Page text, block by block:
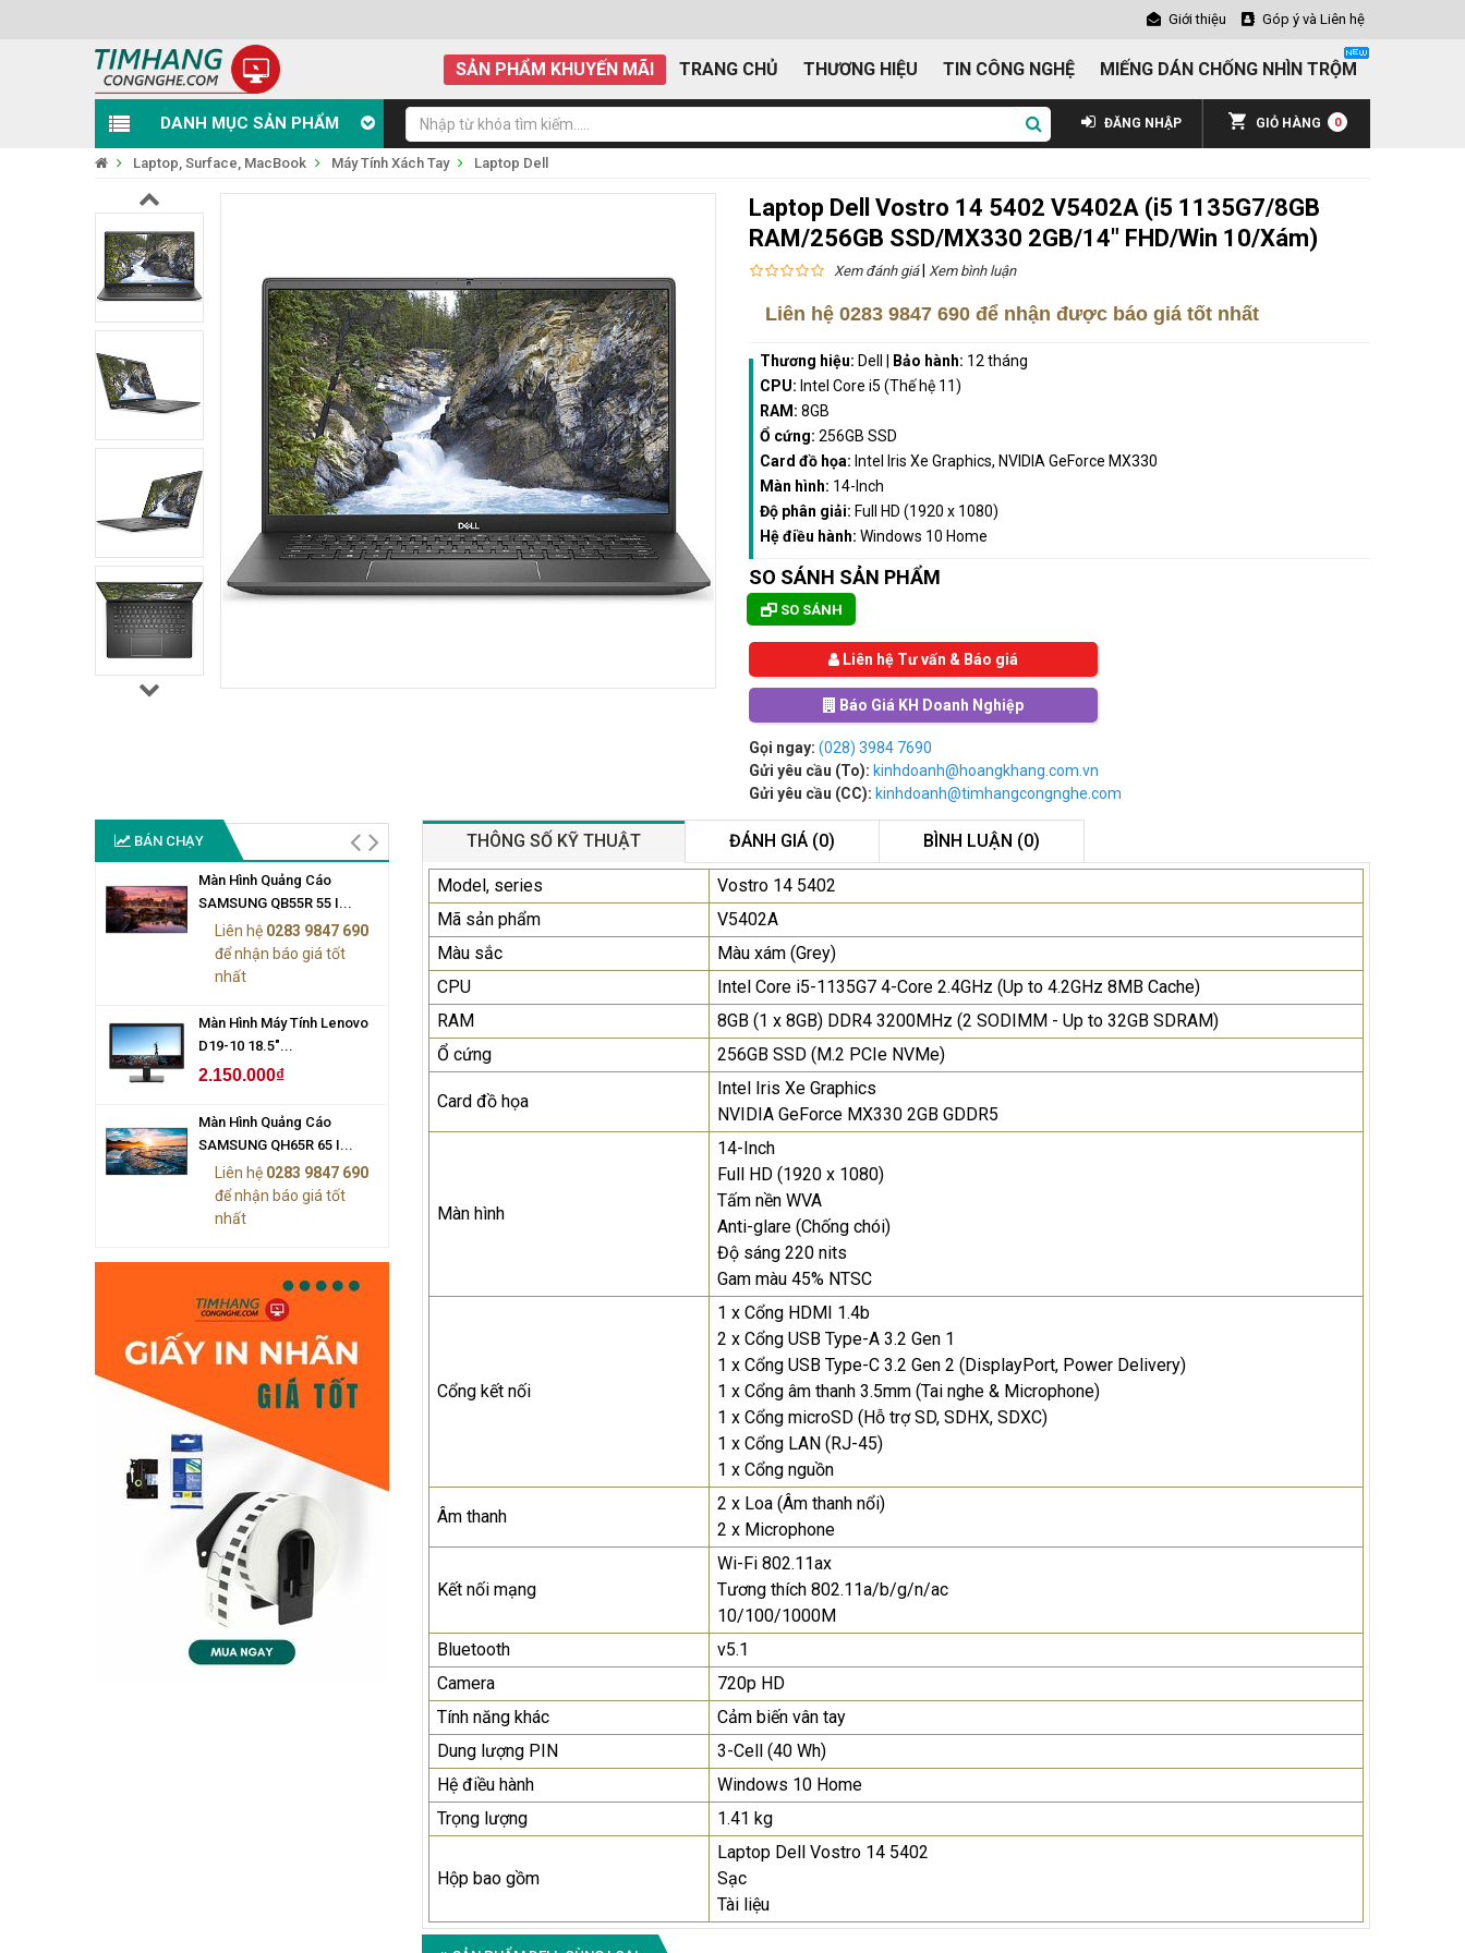
Giới thiệu Góp ý và Liên hệ
SẢN PHẨM KHUYẾN MÃI TRANG CHỦ THƯƠNG HIỆU TIN CÔNG NGHỆ MIẾNG DÁN CHỐNG NHÌN TRỘM
DANH MỤC SẢN PHẨM GIỎ HÀNG 0
ĐĂNG NHẬP
Laptop, Surface, MacBook Máy Tính Xách Tay Laptop Dell
Laptop Dell Vostro 14 5402 V5402A (i5 1135G7/8GB
RAM/256GB SSD/MX330 2GB/14" FHD/Win 10/Xám)
Xem đánh giá| Xem bình luận
Liên hệ 0283 9847 690 để nhận được báo giá tốt nhất
Thương hiệu: Dell Bảo hành: 12 tháng
CPU: Intel Core i5 (Thế hệ 11)
RAM: 8GB
Ổ cứng: 256GB SSD
Card đồ họa: Intel Iris Xe Graphics, NVIDIA GeForce MX330
Màn hình: 14-Inch
Độ phân giải: Full HD (1920 x 1080)
Hệ điều hành: Windows 10 Home
SO SÁNH SẢN PHẨM
SO SÁNH
Liên hệ Tư vấn & Báo giá
Báo Giá KH Doanh Nghiệp
Gọi ngay: (028) 3984 7690
Gửi yêu cầu (To): kinhdoanh@hoangkhang.com.vn
Gửi yêu cầu (CC): kinhdoanh@timhangcongnghe.com
BÁN CHẠY
Màn Hình Quảng Cáo
SAMSUNG QB55R 55 I...
Liên hệ 0283 9847 690
để nhận báo giá tốt
nhất
Màn Hình Máy Tính Lenovo
D19-10 18.5"...
2.150.000₫
Màn Hình Quảng Cáo
SAMSUNG QH65R 65 I...
Liên hệ 0283 9847 690
để nhận báo giá tốt
nhất
Màn Hình Quảng Cáo
SAMSUNG QB55R 55 I...
để nhận báo giá tốt
nhất
Màn Hình Máy Tính Lenovo
D19-10 18.5"...
2.150.000₫
Màn Hình Quảng Cáo
Liên hệ0283 9847 690
để nhận báo giá tốt
nhất
THÔNG SỐ KỸ THUẬT ĐÁNH GIÁ (0) BÌNH LUẬN (0)
Model, series
Vostro 14 5402
Mã sản phẩm
V5402A
Màu sắc
Màu xám (Grey)
CPU
Intel Core i5-1135G7 4-Core 2.4GHz (Up to 4.2GHz 8MB Cache)
RAM
8GB (1 x 8GB) DDR4 3200MHz (2 SODIMM - Up to 32GB SDRAM)
Ổ cứng
256GB SSD (M.2 PCIe NVMe)
Card đồ họa
Intel Iris Xe Graphics
NVIDIA GeForce MX330 2GB GDDR5
Màn hình
14-Inch
Full HD (1920 x 1080)
Tấm nền WVA
Anti-glare (Chống chói)
Độ sáng 220 nits
Gam màu 45% NTSC
Cổng kết nối
1 x Cổng HDMI 1.4b
2 x Cổng USB Type-A 3.2 Gen 1
1 x Cổng USB Type-C 3.2 Gen 2 (DisplayPort, Power Delivery)
1 x Cổng âm thanh 3.5mm (Tai nghe & Microphone)
1 x Cổng microSD (Hỗ trợ SD, SDHX, SDXC)
1 x Cổng LAN (RJ-45)
1 x Cổng nguồn
Âm thanh
2 x Loa (Âm thanh nổi)
2 x Microphone
Kết nối mạng
Wi-Fi 802.11ax
Tương thích 802.11a/b/g/n/ac
10/100/1000M
Bluetooth
v5.1
Camera
720p HD
Tính năng khác
Cảm biến vân tay
Dung lượng PIN
3-Cell (40 Wh)
Hệ điều hành
Windows 10 Home
Trọng lượng
1.41 kg
Hộp bao gồm
Laptop Dell Vostro 14 5402
Sạc
Tài liệu